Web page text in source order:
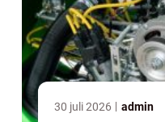
30 juli 2026 admin